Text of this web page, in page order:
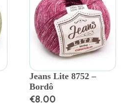
Jeans Lite 8752 –
Bordô
€8.00